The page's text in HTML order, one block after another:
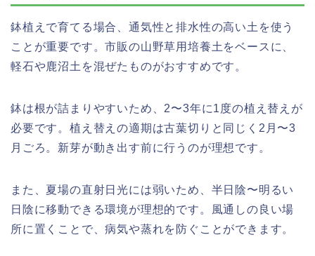
鉢植えで育てる場合、通気性と排水性の高い土を使う
ことが重要です。市販の山野草用培養土をベースに、
軽石や鹿沼土を混ぜたものがおすすめです。
鉢は根が詰まりやすいため、2〜3年に1度の植え替えが
必要です。植え替えの適期は古葉切りと同じく2月〜3
月ごろ。新芽が動き出す前に行うのが理想です。
また、夏場の直射日光には弱いため、半日陰〜明るい
日陰に移動できる環境が理想的です。風通しの良い場
所に置くことで、病気や蒸れを防ぐことができます。